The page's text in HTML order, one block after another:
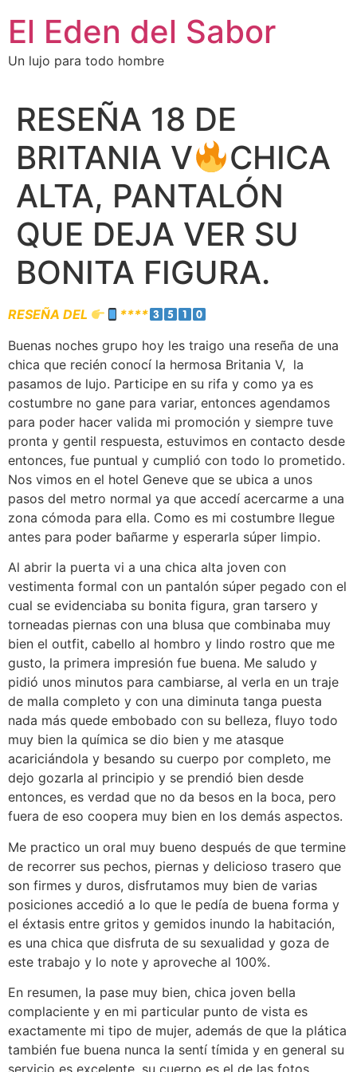
El Eden del Sabor
Un lujo para todo hombre
RESEÑA 18 DE
BRITANIA V
CHICA
ALTA, PANTALÓN
QUE DEJA VER SU
BONITA FIGURA.
RESEÑA DEL
****
Buenas noches grupo hoy les traigo una reseña de una
chica que recién conocí la hermosa Britania V, la
pasamos de lujo. Participe en su rifa y como ya es
costumbre no gane para variar, entonces agendamos
para poder hacer valida mi promoción y siempre tuve
pronta y gentil respuesta, estuvimos en contacto desde
entonces, fue puntual y cumplió con todo lo prometido.
Nos vimos en el hotel Geneve que se ubica a unos
pasos del metro normal ya que accedí acercarme a una
zona cómoda para ella. Como es mi costumbre llegue
antes para poder bañarme y esperarla súper limpio.
Al abrir la puerta vi a una chica alta joven con
vestimenta formal con un pantalón súper pegado con el
cual se evidenciaba su bonita figura, gran tarsero y
torneadas piernas con una blusa que combinaba muy
bien el outfit, cabello al hombro y lindo rostro que me
gusto, la primera impresión fue buena. Me saludo y
pidió unos minutos para cambiarse, al verla en un traje
de malla completo y con una diminuta tanga puesta
nada más quede embobado con su belleza, fluyo todo
muy bien la química se dio bien y me atasque
acariciándola y besando su cuerpo por completo, me
dejo gozarla al principio y se prendió bien desde
entonces, es verdad que no da besos en la boca, pero
fuera de eso coopera muy bien en los demás aspectos.
Me practico un oral muy bueno después de que termine
de recorrer sus pechos, piernas y delicioso trasero que
son firmes y duros, disfrutamos muy bien de varias
posiciones accedió a lo que le pedía de buena forma y
el éxtasis entre gritos y gemidos inundo la habitación,
es una chica que disfruta de su sexualidad y goza de
este trabajo y lo note y aproveche al 100%.
En resumen, la pase muy bien, chica joven bella
complaciente y en mi particular punto de vista es
exactamente mi tipo de mujer, además de que la plática
también fue buena nunca la sentí tímida y en general su
servicio es excelente, su cuerpo es el de las fotos